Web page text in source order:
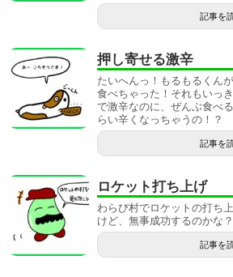
記事を
押し寄せる激辛
たいへんっ！もるもるくん
食べちゃった！それもいっ
で激辛なのに、ぜんぶ食べ
らい辛くなっちゃうの！？
記事を
ロケット打ち上げ
わらび村でロケットの打ち
けど、無事成功するのかな？
記事を